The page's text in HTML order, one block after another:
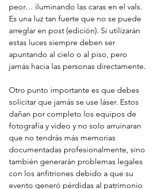
peor… iluminando las caras en el vals.
Es una luz tan fuerte que no se puede
arreglar en post (edición). Si utilizarán
estas luces siempre deben ser
apuntando al cielo o al piso, pero
jamás hacia las personas directamente.
Otro punto importante es que debes
solicitar que jamás se use láser. Estos
dañan por completo los equipos de
fotografía y video y no solo arruinaran
que no tendrás más memorias
documentadas profesionalmente, sino
también generarán problemas legales
con los anfitriones debido a que su
evento generó pérdidas al patrimonio